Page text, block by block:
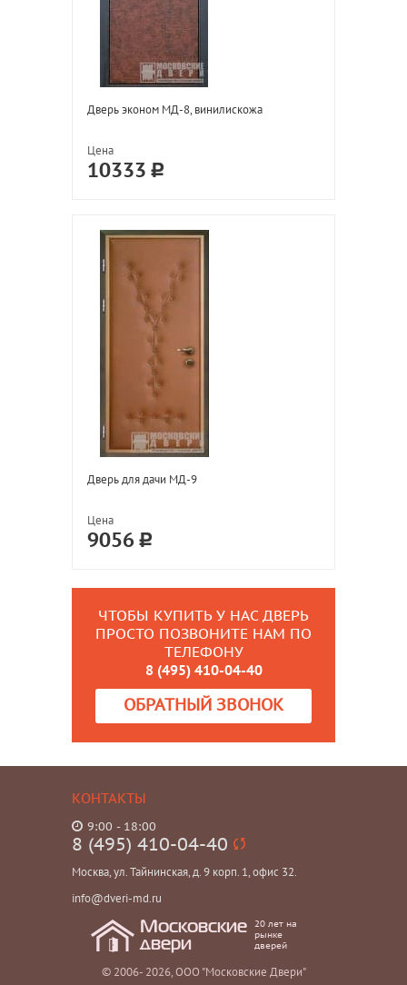
Дверь эконом МД-8, винилискожа
Цена
10333
Дверь для дачи МД-9
Цена
9056
ЧТОБЫ КУПИТЬ У НАС ДВЕРЬ
ПРОСТО ПОЗВОНИТЕ НАМ ПО
ТЕЛЕФОНУ
8 (495) 410-04-40
ОБРАТНЫЙ ЗВОНОК
КОНТАКТЫ
9:00 - 18:00
8 (495) 410-04-40
Москва, ул. Тайнинская, д. 9 корп. 1, офис 32.
info@dveri-md.ru
Московские
двери
20 лет на
рынке
дверей
© 2006- 2026, ООО "Московские Двери"